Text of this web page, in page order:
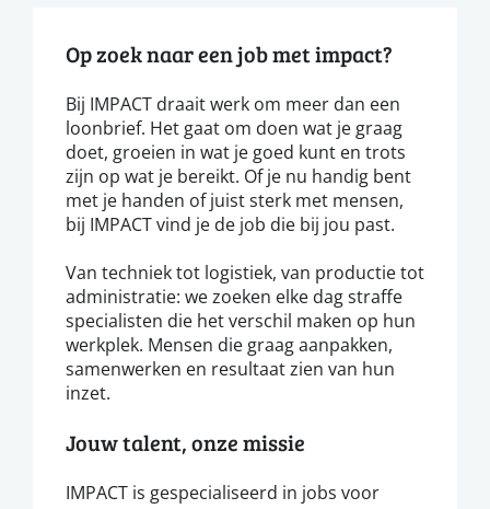
Op zoek naar een job met impact?
Bij IMPACT draait werk om meer dan een
loonbrief. Het gaat om doen wat je graag
doet, groeien in wat je goed kunt en trots
zijn op wat je bereikt. Of je nu handig bent
met je handen of juist sterk met mensen,
bij IMPACT vind je de job die bij jou past.
Van techniek tot logistiek, van productie tot
administratie: we zoeken elke dag straffe
specialisten die het verschil maken op hun
werkplek. Mensen die graag aanpakken,
samenwerken en resultaat zien van hun
inzet.
Jouw talent, onze missie
IMPACT is gespecialiseerd in jobs voor